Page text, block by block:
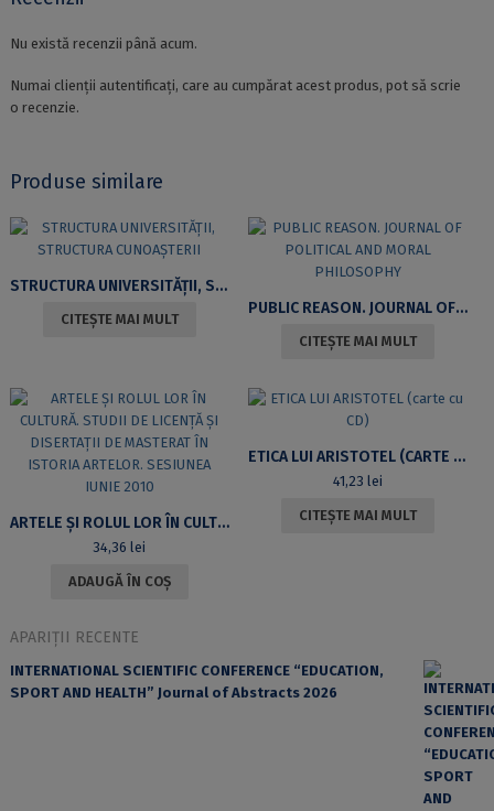
Nu există recenzii până acum.
Numai clienții autentificați, care au cumpărat acest produs, pot să scrie
o recenzie.
Produse similare
STRUCTURA UNIVERSITĂȚII, STRUCTURA CUNOAȘTERII
CITEȘTE MAI MULT
PUBLIC REASON. JOURNAL OF POLITICAL AND MORAL PHILOSOPHY
CITEȘTE MAI MULT
ARTELE ȘI ROLUL LOR ÎN CULTURĂ. STUDII DE LICENȚĂ ȘI DISERTAȚII DE MASTERAT ÎN ISTORIA ARTELOR. SESIUNEA IUNIE 2010
34,36lei
ADAUGĂ ÎN COȘ
ETICA LUI ARISTOTEL (CARTE CU CD)
41,23lei
CITEȘTE MAI MULT
APARIȚII RECENTE
INTERNATIONAL SCIENTIFIC CONFERENCE “EDUCATION,
SPORT AND HEALTH” Journal of Abstracts 2026